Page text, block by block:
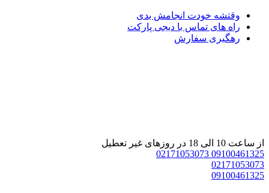
وقتشه خودت انجامش بدی
راه های تماس با دیجی پارکت
رهگیری سفارش
از ساعت 10 الی 18 در روزهای غیر تعطیل
09100461325
02171053073
02171053073
09100461325